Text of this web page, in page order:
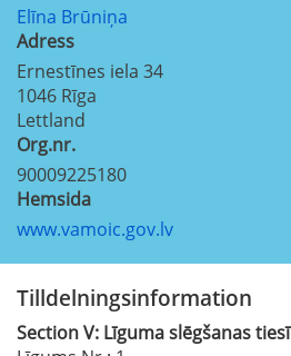
Elīna Brūniņa
Adress
Ernestīnes iela 34
1046 Rīga
Lettland
Org.nr.
90009225180
Hemsida
www.vamoic.gov.lv
Tilldelningsinformation
SectionV: Līguma slēgšanas